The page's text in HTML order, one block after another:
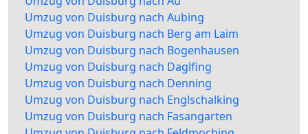
Umzug von Duisburg nach Aubing
Umzug von Duisburg nach Berg am Laim
Umzug von Duisburg nach Bogenhausen
Umzug von Duisburg nach Daglfing
Umzug von Duisburg nach Denning
Umzug von Duisburg nach Englschalking
Umzug von Duisburg nach Fasangarten